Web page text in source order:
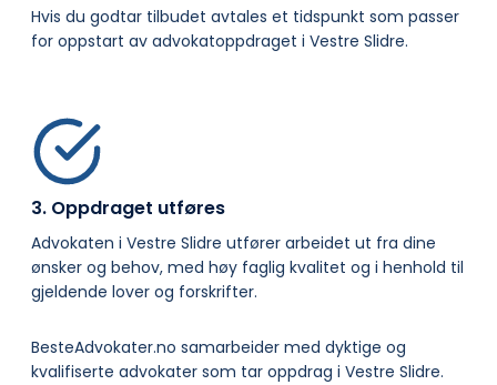
Hvis du godtar tilbudet avtales et tidspunkt som passer
for oppstart av advokatoppdraget i Vestre Slidre.
3. Oppdraget utføres
Advokaten i Vestre Slidre utfører arbeidet ut fra dine
ønsker og behov, med høy faglig kvalitet og i henhold til
gjeldende lover og forskrifter.
BesteAdvokater.no samarbeider med dyktige og
kvalifiserte advokater som tar oppdrag i Vestre Slidre.